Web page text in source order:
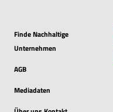
Finde Nachhaltige
Unternehmen
AGB
Mediadaten